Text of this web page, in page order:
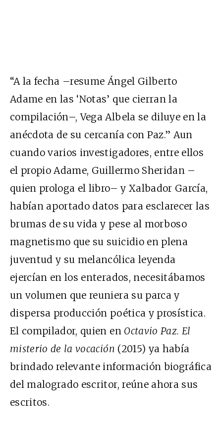
“A la fecha –resume Ángel Gilberto
Adame en las ‘Notas’ que cierran la
compilación–, Vega Albela se diluye en la
anécdota de su cercanía con Paz.” Aun
cuando varios investigadores, entre ellos
el propio Adame, Guillermo Sheridan –
quien prologa el libro– y Xalbador García,
habían aportado datos para esclarecer las
brumas de su vida y pese al morboso
magnetismo que su suicidio en plena
juventud y su melancólica leyenda
ejercían en los enterados, necesitábamos
un volumen que reuniera su parca y
dispersa producción poética y prosística.
El compilador, quien en Octavio Paz. El
misterio de la vocación (2015) ya había
brindado relevante información biográfica
del malogrado escritor, reúne ahora sus
escritos.